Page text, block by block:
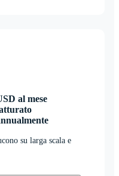
al mese
su larga scala e